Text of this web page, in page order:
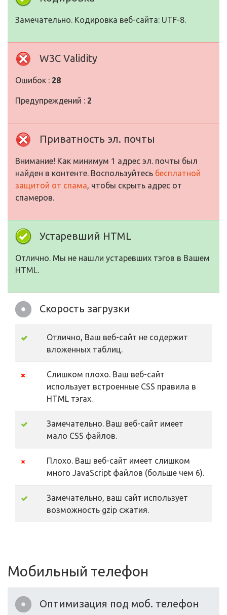
Замечательно. Кодировка веб-сайта: UTF-8.
W3C Validity
Ошибок : 28
Предупреждений : 2
Приватность эл. почты
Внимание! Как минимум 1 адрес эл. почты был
найден в контенте. Воспользуйтесь бесплатной
защитой от спама, чтобы скрыть адрес от
спамеров.
Устаревший HTML
Отлично. Мы не нашли устаревших тэгов в Вашем
HTML.
Скорость загрузки
Отлично, Ваш веб-сайт не содержит
вложенных таблиц.
Слишком плохо. Ваш веб-сайт
использует встроенные CSS правила в
HTML тэгах.
Замечательно. Ваш веб-сайт имеет
мало CSS файлов.
Плохо. Ваш веб-сайт имеет слишком
много JavaScript файлов (больше чем 6).
Замечательно, ваш сайт использует
возможность gzip сжатия.
Мобильный телефон
Оптимизация под моб. телефон